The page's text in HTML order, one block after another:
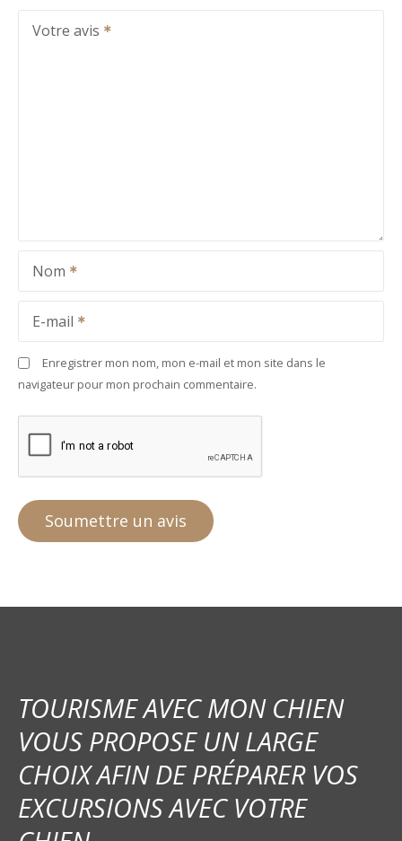
Votre avis
Nom
E-mail
Enregistrer mon nom, mon e-mail et mon site dans le
navigateur pour mon prochain commentaire.
TOURISME AVEC MON CHIEN
VOUS PROPOSE UN LARGE
CHOIX AFIN DE PRÉPARER VOS
EXCURSIONS AVEC VOTRE